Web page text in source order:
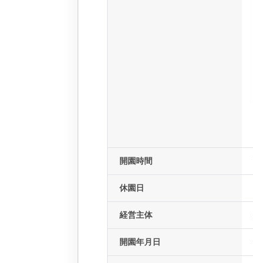
開園時間
休園日
経営主体
開園年月日